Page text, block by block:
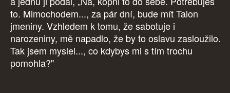
to. Mimochodem..., za pár dní, bude mít Talon
jmeniny. Vzhledem k tomu, že sabotuje i
narozeniny, mě napadlo, že by to oslavu zasloužilo.
Tak jsem myslel..., co kdybys mi s tím trochu
pomohla?"